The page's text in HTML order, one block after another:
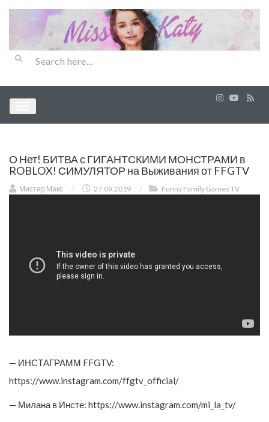
О Нет! БИТВА с ГИГАНТСКИМИ МОНСТРАМИ в
ROBLOX! СИМУЛЯТОР на Выживания от FFGTV
Мистер Макс / 27.09.2019 / Funny Family Games TV
— ИНСТАГРАММ FFGTV:
https://www.instagram.com/ffgtv_official/
— Милана в Инсте: https://www.instagram.com/mi_la_tv/